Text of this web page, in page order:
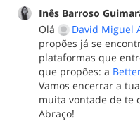
Inês Barroso
Olá
David Miguel
propões já se
plataformas que
que propões: a
Vamos encerrar a
muita vontade de te
Abraço!